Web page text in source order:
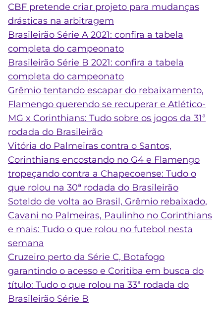
CBF pretende criar projeto para mudanças
drásticas na arbitragem
Brasileirão Série A 2021: confira a tabela
completa do campeonato
Brasileirão Série B 2021: confira a tabela
completa do campeonato
Grêmio tentando escapar do rebaixamento,
Flamengo querendo se recuperar e Atlético-
MG x Corinthians: Tudo sobre os jogos da 31ª
rodada do Brasileirão
Vitória do Palmeiras contra o Santos,
Corinthians encostando no G4 e Flamengo
tropeçando contra a Chapecoense: Tudo o
que rolou na 30ª rodada do Brasileirão
Soteldo de volta ao Brasil, Grêmio rebaixado,
Cavani no Palmeiras, Paulinho no Corinthians
e mais: Tudo o que rolou no futebol nesta
semana
Cruzeiro perto da Série C, Botafogo
garantindo o acesso e Coritiba em busca do
título: Tudo o que rolou na 33ª rodada do
Brasileirão Série B